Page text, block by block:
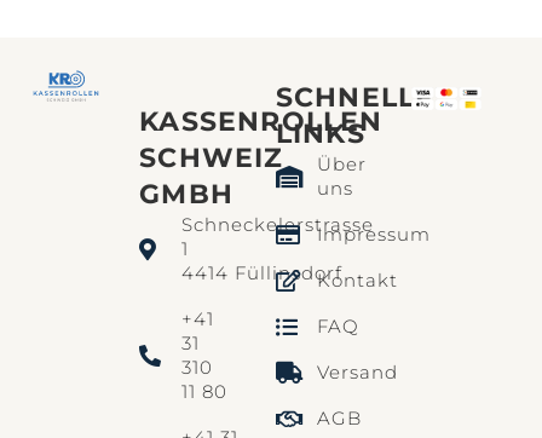
KASSENROLLEN
SCHWEIZ
GMBH
Schneckelerstrasse
1
4414 Füllinsdorf
+41
31
310
11 80
SCHNELLE
LINKS​
Über
uns
Impressum
Kontakt
FAQ
Versand
AGB